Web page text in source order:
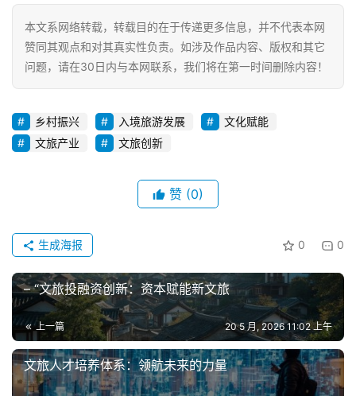
本文系网络转载，转载目的在于传递更多信息，并不代表本网
赞同其观点和对其真实性负责。如涉及作品内容、版权和其它
问题，请在30日内与本网联系，我们将在第一时间删除内容！
乡村振兴 入境旅游发展
文化赋能
文旅产业
文旅创新
赞 (0)
0 0
生成海报
– “文旅投融资创新：资本赋能新文旅
上一篇 20 5 月, 2026 11:02 上午
文旅人才培养体系：领航未来的力量